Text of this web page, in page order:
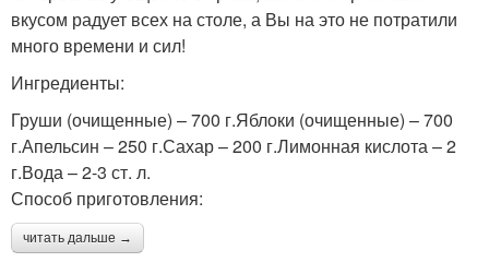
вкусом радует всех на столе, а Вы на это не потратили
много времени и сил!
Ингредиенты:
Груши (очищенные) – 700 г.Яблоки (очищенные) – 700
г.Апельсин – 250 г.Сахар – 200 г.Лимонная кислота – 2
г.Вода – 2-3 ст. л.
Способ приготовления:
читать дальше →